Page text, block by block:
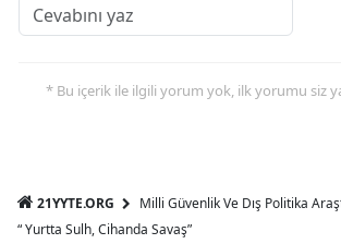
* Bu içerik ile ilgili yorum yok, ilk yorumu siz
21YYTE.ORG
Milli Güvenlik Ve Dış Politika
“ Yurtta Sulh, Cihanda Savaş”